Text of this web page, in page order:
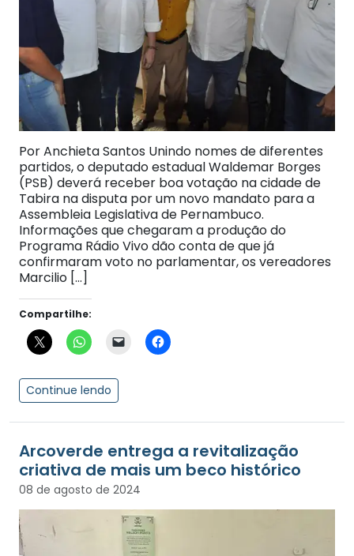
Por Anchieta Santos Unindo nomes de diferentes
partidos, o deputado estadual Waldemar Borges
(PSB) deverá receber boa votação na cidade de
Tabira na disputa por um novo mandato para a
Assembleia Legislativa de Pernambuco.
Informações que chegaram a produção do
Programa Rádio Vivo dão conta de que já
confirmaram voto no parlamentar, os vereadores
Marcilio […]
Compartilhe:
Continue lendo
Arcoverde entrega a revitalização
criativa de mais um beco histórico
08 de agosto de 2024